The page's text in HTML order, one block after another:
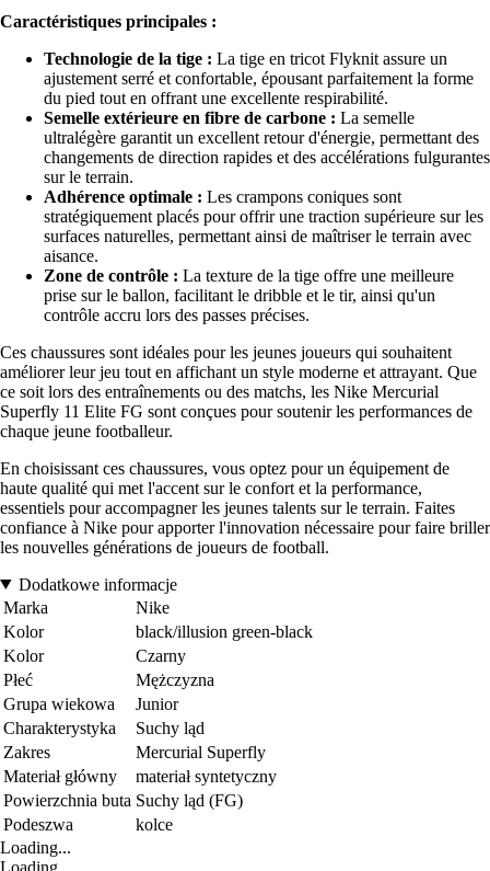
Caractéristiques principales :
Technologie de la tige : La tige en tricot Flyknit assure un
ajustement serré et confortable, épousant parfaitement la forme
du pied tout en offrant une excellente respirabilité.
Semelle extérieure en fibre de carbone : La semelle
ultralégère garantit un excellent retour d'énergie, permettant des
changements de direction rapides et des accélérations fulgurantes
sur le terrain.
Adhérence optimale : Les crampons coniques sont
stratégiquement placés pour offrir une traction supérieure sur les
surfaces naturelles, permettant ainsi de maîtriser le terrain avec
aisance.
Zone de contrôle : La texture de la tige offre une meilleure
prise sur le ballon, facilitant le dribble et le tir, ainsi qu'un
contrôle accru lors des passes précises.
Ces chaussures sont idéales pour les jeunes joueurs qui souhaitent
améliorer leur jeu tout en affichant un style moderne et attrayant. Que
ce soit lors des entraînements ou des matchs, les Nike Mercurial
Superfly 11 Elite FG sont conçues pour soutenir les performances de
chaque jeune footballeur.
En choisissant ces chaussures, vous optez pour un équipement de
haute qualité qui met l'accent sur le confort et la performance,
essentiels pour accompagner les jeunes talents sur le terrain. Faites
confiance à Nike pour apporter l'innovation nécessaire pour faire briller
les nouvelles générations de joueurs de football.
Dodatkowe informacje
Marka
Nike
Kolor
black/illusion green-black
Kolor
Czarny
Płeć
Mężczyzna
Grupa wiekowa
Junior
Charakterystyka
Suchy ląd
Zakres
Mercurial Superfly
Materiał główny
materiał syntetyczny
Powierzchnia buta Suchy ląd (FG)
Podeszwa
kolce
Loading...
Loading...